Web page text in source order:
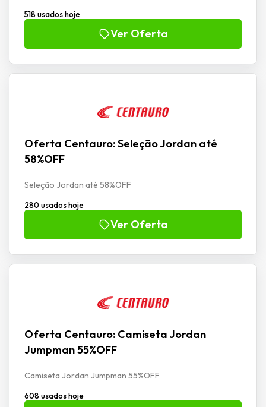
518 usados hoje
Ver Oferta
Oferta Centauro: Seleção Jordan até
58%OFF
Seleção Jordan até 58%OFF
280 usados hoje
Ver Oferta
Oferta Centauro: Camiseta Jordan
Jumpman 55%OFF
Camiseta Jordan Jumpman 55%OFF
608 usados hoje